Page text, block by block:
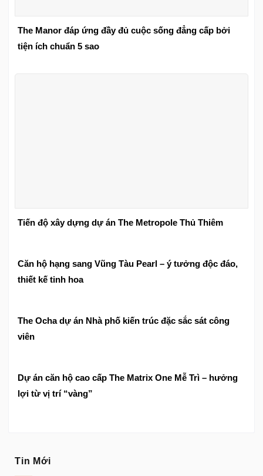
The Manor đáp ứng đầy đủ cuộc sống đẳng cấp bởi
tiện ích chuẩn 5 sao
Tiến độ xây dựng dự án The Metropole Thủ Thiêm
Căn hộ hạng sang Vũng Tàu Pearl – ý tưởng độc đáo,
thiết kế tinh hoa
The Ocha dự án Nhà phố kiến trúc đặc sắc sát công
viên
Dự án căn hộ cao cấp The Matrix One Mễ Trì – hưởng
lợi từ vị trí “vàng”
Tin Mới